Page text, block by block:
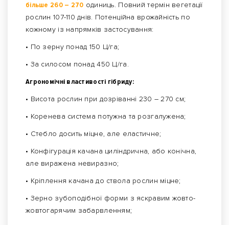
більше 260 – 270 одиниць. Повний термін вегетації
рослин 107-110 днів. Потенційна врожайність по
кожному із напрямків застосування:
• По зерну понад 150 Ц/га;
• За силосом понад 450 Ц/га.
Агрономічні властивості гібриду:
• Висота рослин при дозріванні 230 – 270 см;
• Коренева система потужна та розгалужена;
• Стебло досить міцне, але еластичне;
• Конфігурація качана циліндрична, або конічна,
але виражена невиразно;
• Кріплення качана до ствола рослин міцне;
• Зерно зубоподібної форми з яскравим жовто-
жовтогарячим забарвленням;